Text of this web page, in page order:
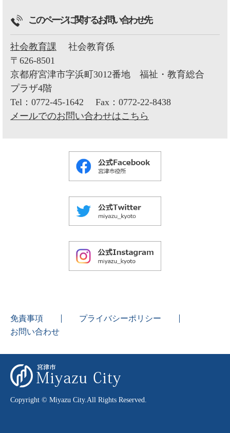
このページに関するお問い合わせ先
社会教育課
社会教育係
〒626-8501
京都府宮津市字浜町3012番地 福祉・教育総合
プラザ4階
Tel：0772-45-1642
Fax：0772-22-8438
メールでのお問い合わせはこちら
免責事項
プライバシーポリシー
お問い合わせ
Copyright © Miyazu City.All Rights Reserved.